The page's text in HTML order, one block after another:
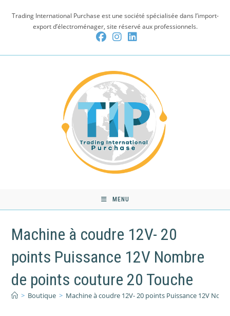
Trading International Purchase est une société spécialisée dans l’import-
export d’électroménager, site réservé aux professionnels.
MENU
Machine à coudre 12V- 20
points Puissance 12V Nombre
de points couture 20 Touche
> Boutique > Machine à coudre 12V- 20 points Puissance 12V